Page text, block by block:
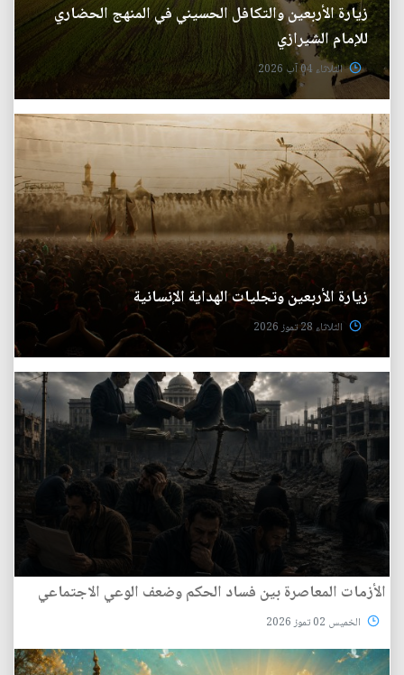
زيارة الأربعين والتكافل الحسيني في المنهج الحضاري
للإمام الشيرازي
الثلاثاء 04 آب 2026
زيارة الأربعين وتجليات الهداية الإنسانية
الثلاثاء 28 تموز 2026
الأزمات المعاصرة بين فساد الحكم وضعف الوعي الاجتماعي
الخميس 02 تموز 2026